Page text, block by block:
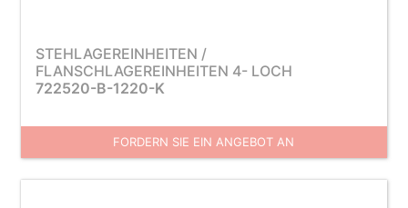
STEHLAGEREINHEITEN /
FLANSCHLAGEREINHEITEN 4- LOCH
722520-B-1220-K
FORDERN SIE EIN ANGEBOT AN